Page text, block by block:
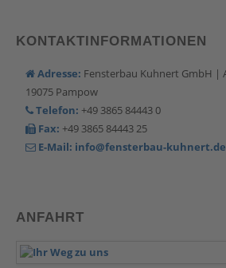
KONTAKTINFORMATIONEN
Adresse: Fensterbau Kuhnert GmbH |
19075 Pampow
Telefon: +49 3865 84443 0
Fax: +49 3865 84443 25
E-Mail: info@fensterbau-kuhnert.de
ANFAHRT